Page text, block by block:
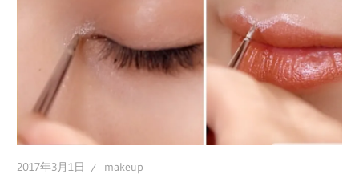
2017年3月1日 makeup